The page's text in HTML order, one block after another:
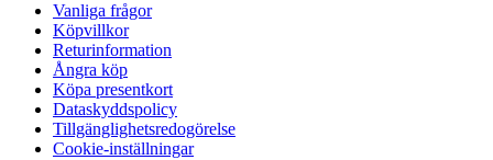
Vanliga frågor
Köpvillkor
Returinformation
Ångra köp
Köpa presentkort
Dataskyddspolicy
Tillgänglighetsredogörelse
Cookie-inställningar